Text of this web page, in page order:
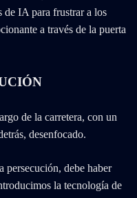
de IA para frustrar a los
a través de la puerta
persecución, debe haber
la tecnología de